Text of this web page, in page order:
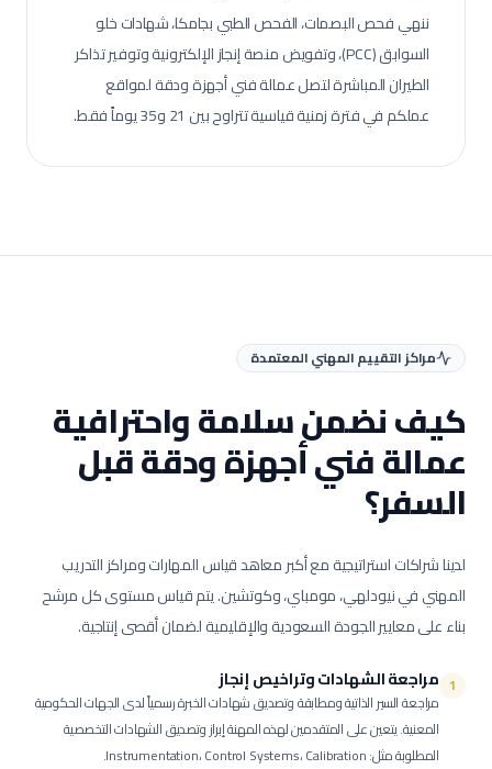
ننهي فحص البصمات، الفحص الطبي بجامكا، شهادات خلو
السوابق (PCC)، وتفويض منصة إنجاز الإلكترونية وتوفير تذاكر
الطيران المباشرة لتصل عمالةفني أجهزة ودقةلمواقع
عملكم في فترة زمنية قياسية تتراوح بين 21 و35 يوماً فقط.
مراكز التقييم المهني المعتمدة
كيف نضمن سلامة واحترافية
عمالةفني أجهزة ودقةقبل
السفر؟
لدينا شراكات استراتيجية مع أكبر معاهد قياس المهارات ومراكز التدريب
المهني في نيودلهي، مومباي، وكوتشين. يتم قياس مستوى كل مرشح
بناء على معايير الجودة السعودية والإقليمية لضمان أقصى إنتاجية.
1 مراجعة الشهادات وتراخيص إنجاز
مراجعة السير الذاتية ومطابقة وتصديق شهادات الخبرة رسمياً لدى الجهات الحكومية
المعنية.يتعين على المتقدمين لهذه المهنة إبراز وتصديق الشهادات التخصصية
المطلوبة مثل: Instrumentation، Control Systems، Calibration.